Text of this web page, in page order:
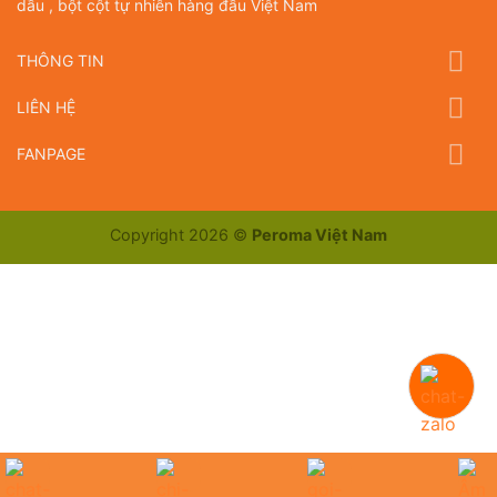
dầu , bột cột tự nhiên hàng đầu Việt Nam
THÔNG TIN
LIÊN HỆ
FANPAGE
Copyright 2026 © Peroma Việt Nam